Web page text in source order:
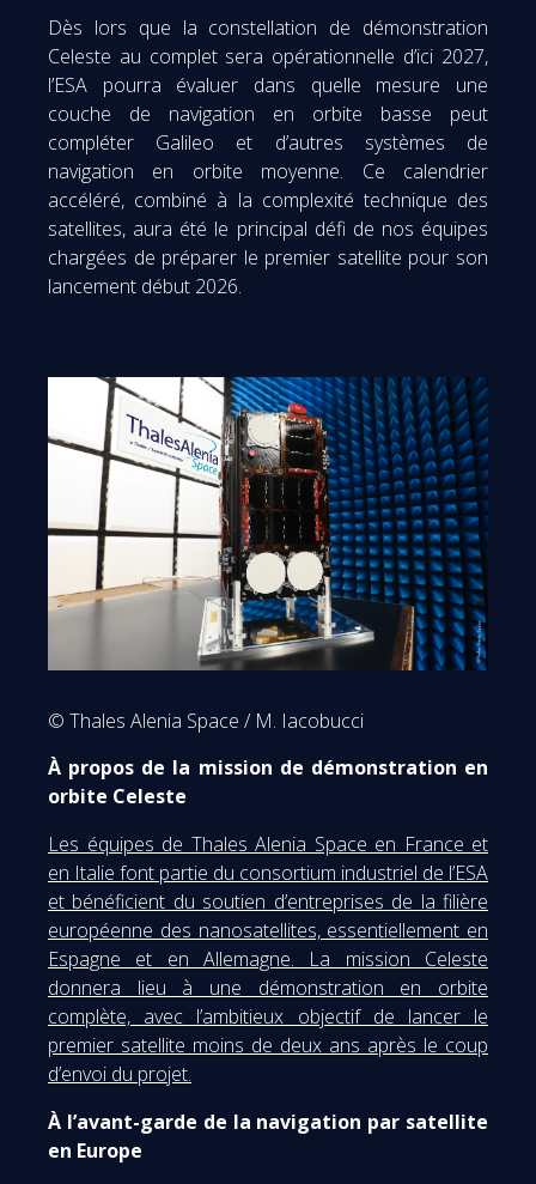
Dès lors que la constellation de démonstration
Celeste au complet sera opérationnelle d’ici 2027,
l’ESA pourra évaluer dans quelle mesure une
couche de navigation en orbite basse peut
compléter Galileo et d’autres systèmes de
navigation en orbite moyenne. Ce calendrier
accéléré, combiné à la complexité technique des
satellites, aura été le principal défi de nos équipes
chargées de préparer le premier satellite pour son
lancement début 2026.
© Thales Alenia Space / M. Iacobucci
À propos de la mission de démonstration en
orbite Celeste
Les équipes de Thales Alenia Space en France et
en Italie font partie du consortium industriel de l’ESA
et bénéficient du soutien d’entreprises de la filière
européenne des nanosatellites, essentiellement en
Espagne et en Allemagne. La mission Celeste
donnera lieu à une démonstration en orbite
complète, avec l’ambitieux objectif de lancer le
premier satellite moins de deux ans après le coup
d’envoi du projet.
À l’avant-garde de la navigation par satellite
en Europe